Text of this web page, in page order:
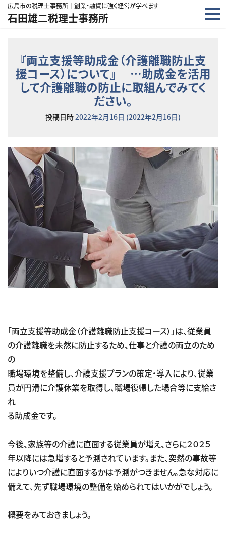
コンテンツへスキップ
広島市の税理士事務所｜創業・融資に強く経営が学べます
石田雄二税理士事務所
『両立支援等助成金（介護離職防止支
援コース）について』 …助成金を活用
して介護離職の防止に取組んでみてく
ださい。
投稿日時2022年2月16日 (2022年2月16日)
「両立支援等助成金（介護離職防止支援コース）」は、従業員
の介護離職を未然に防止するため、仕事と介護の両立のため
の
職場環境を整備し、介護支援プランの策定・導入により、従業
員が円滑に介護休業を取得し、職場復帰した場合等に支給さ
れ
る助成金です。
今後、家族等の介護に直面する従業員が増え、さらに２０２５
年以降には急増すると予測されています。また、突然の事故等
によりいつ介護に直面するかは予測がつきません。急な対応に
備えて、先ず職場環境の整備を始められてはいかがでしょう。
概要をみておきましょう。